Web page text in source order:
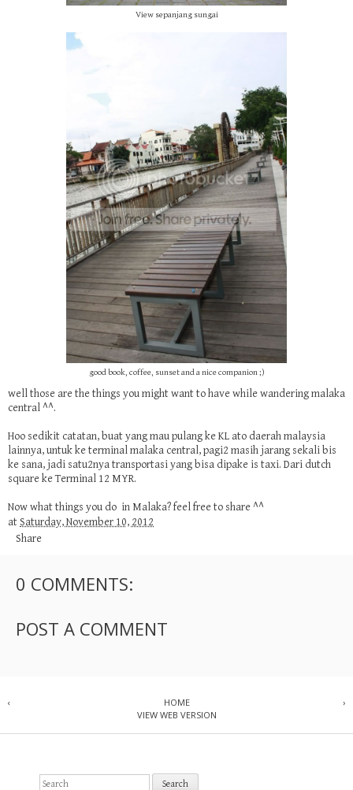
View sepanjang sungai
good book, coffee, sunset and a nice companion ;)
well those are the things you might want to have while wandering malaka
central ^^.
Hoo sedikit catatan, buat yang mau pulang ke KL ato daerah malaysia
lainnya, untuk ke terminal malaka central, pagi2 masih jarang sekali bis
ke sana, jadi satu2nya transportasi yang bisa dipake is taxi. Dari dutch
square ke Terminal 12 MYR.
Now what things you do in Malaka? feel free to share ^^
at Saturday, November 10, 2012
Share
0 COMMENTS:
POST A COMMENT
‹ ›
HOME
VIEW WEB VERSION
S